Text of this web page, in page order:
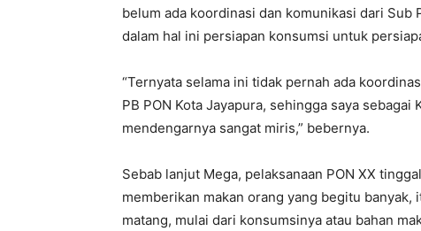
belum ada koordinasi dan komunikasi dari Sub
dalam hal ini persiapan konsumsi untuk
“Ternyata selama ini tidak pernah ada
PB PON Kota Jayapura, sehingga saya
mendengarnya sangat miris,” bebernya.
Sebab lanjut Mega, pelaksanaan PON XX
memberikan makan orang yang begitu
matang, mulai dari konsumsinya atau bahan